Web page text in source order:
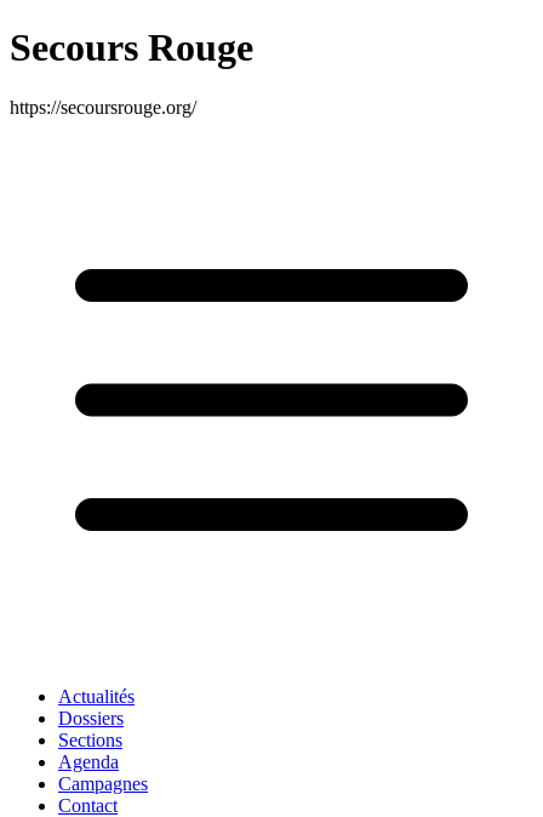
Secours Rouge
https://secoursrouge.org/
Actualités
Dossiers
Sections
Agenda
Campagnes
Contact